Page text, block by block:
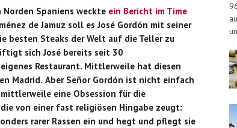
Norden Spaniens weckte ein Bericht im Time
de Jamuz soll es José Gordón mit seiner
besten Steaks der Welt auf die Teller zu
sich José bereits seit 30
Restaurant. Mittlerweile hat diesen
Madrid. Aber Señor Gordón ist nicht einfach
eine Obsession für die
von einer fast religiösen Hingabe zeugt:
rarer Rassen ein und hegt und pflegt sie